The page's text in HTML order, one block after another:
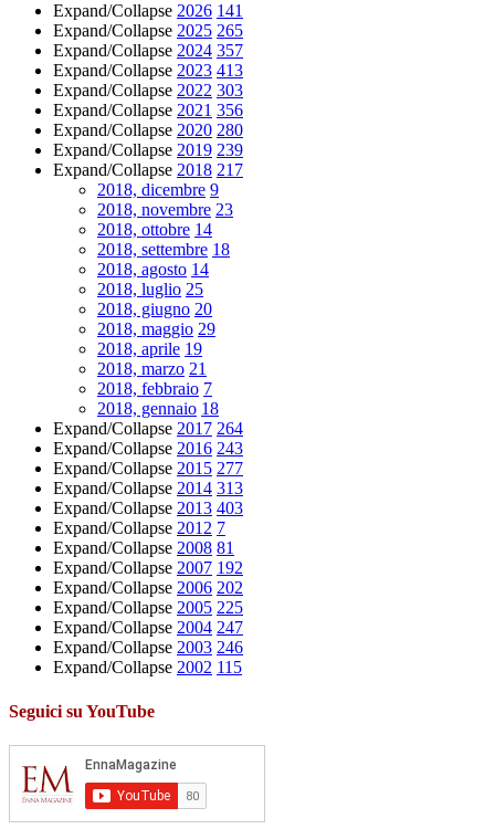
Expand/Collapse 2026 141
Expand/Collapse 2025 265
Expand/Collapse 2024 357
Expand/Collapse 2023 413
Expand/Collapse 2022 303
Expand/Collapse 2021 356
Expand/Collapse 2020 280
Expand/Collapse 2019 239
Expand/Collapse 2018 217
2018, dicembre 9
2018, novembre 23
2018, ottobre 14
2018, settembre 18
2018, agosto 14
2018, luglio 25
2018, giugno 20
2018, maggio 29
2018, aprile 19
2018, marzo 21
2018, febbraio 7
2018, gennaio 18
Expand/Collapse 2017 264
Expand/Collapse 2016 243
Expand/Collapse 2015 277
Expand/Collapse 2014 313
Expand/Collapse 2013 403
Expand/Collapse 2012 7
Expand/Collapse 2008 81
Expand/Collapse 2007 192
Expand/Collapse 2006 202
Expand/Collapse 2005 225
Expand/Collapse 2004 247
Expand/Collapse 2003 246
Expand/Collapse 2002 115
Seguici su YouTube